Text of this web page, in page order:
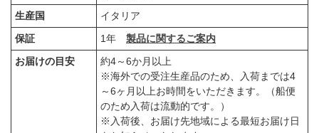
生産国
イタリア
保証
1年 製品に関するご案内
お届けの目安
約4～6か月以上
※海外での受注生産品のため、入荷までは4
～6ヶ月以上お時間をいただきます。（船便
のため入荷は流動的です。）
※入荷後、お届け先地域による最短お届け日